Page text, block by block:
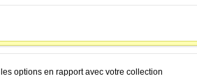
options en rapport avec votre collection